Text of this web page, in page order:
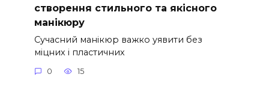
створення стильного та якісного
манікюру
Сучасний манікюр важко уявити без
міцних і пластичних
0 15